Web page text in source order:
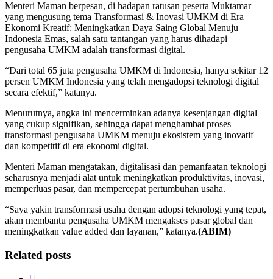
Menteri Maman berpesan, di hadapan ratusan peserta Muktamar
yang mengusung tema Transformasi & Inovasi UMKM di Era
Ekonomi Kreatif: Meningkatkan Daya Saing Global Menuju
Indonesia Emas, salah satu tantangan yang harus dihadapi
pengusaha UMKM adalah transformasi digital.
“Dari total 65 juta pengusaha UMKM di Indonesia, hanya sekitar 12
persen UMKM Indonesia yang telah mengadopsi teknologi digital
secara efektif,” katanya.
Menurutnya, angka ini mencerminkan adanya kesenjangan digital
yang cukup signifikan, sehingga dapat menghambat proses
transformasi pengusaha UMKM menuju ekosistem yang inovatif
dan kompetitif di era ekonomi digital.
Menteri Maman mengatakan, digitalisasi dan pemanfaatan teknologi
seharusnya menjadi alat untuk meningkatkan produktivitas, inovasi,
memperluas pasar, dan mempercepat pertumbuhan usaha.
“Saya yakin transformasi usaha dengan adopsi teknologi yang tepat,
akan membantu pengusaha UMKM mengakses pasar global dan
meningkatkan value added dan layanan,” katanya.(ABIM)
Related posts